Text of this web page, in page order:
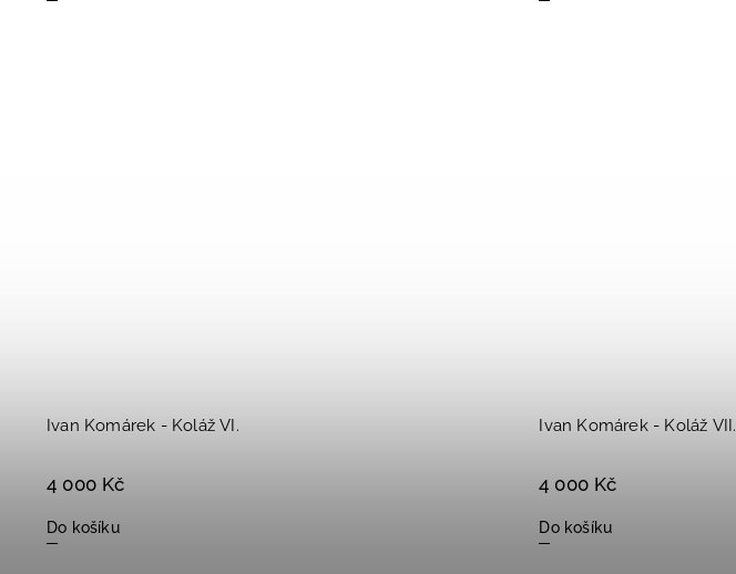
Ivan Komárek - Koláž VI.
4 000 Kč
Do košíku
Ivan Komárek - Koláž VII.
4 000 Kč
Do košíku